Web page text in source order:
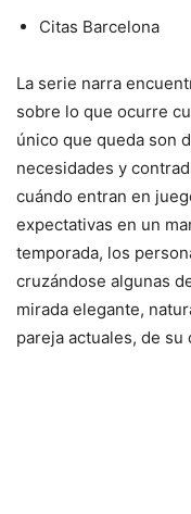
Citas Barcelona
La serie narra
sobre lo que ocurre
único que queda son
necesidades y
cuándo entran en
expectativas en un
temporada, los
cruzándose algunas
mirada elegante,
pareja actuales, de